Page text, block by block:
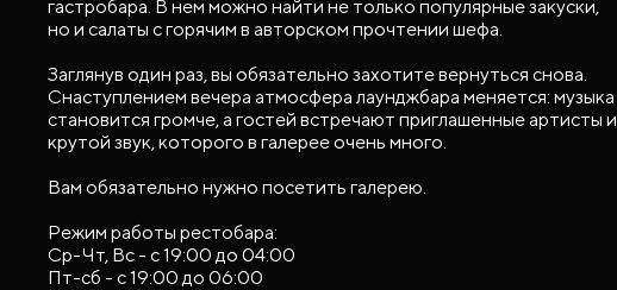
гастробара. В нем можно найти не только популярные закуски,
но и салаты с горячим в авторском прочтении шефа.
Заглянув один раз, вы обязательно захотите вернуться снова.
Снаступлением вечера атмосфера лаунджбара меняется: музыка
становится громче, а гостей встречают приглашенные артисты и
крутой звук, которого в галерее очень много.
Вам обязательно нужно посетить галерею.
Режим работы рестобара:
Ср-Чт, Вс - с 19:00 до 04:00
Пт-сб - с 19:00 до 06:00